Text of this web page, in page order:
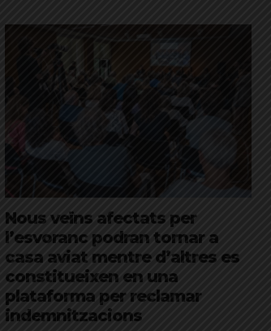
Nous veïns afectats per
l’esvoranc podran tornar a
casa aviat mentre d’altres es
constitueixen en una
plataforma per reclamar
indemnitzacions